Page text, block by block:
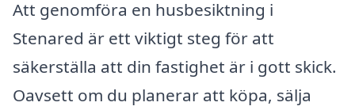
Att genomföra en husbesiktning i
Stenared är ett viktigt steg för att
säkerställa att din fastighet är i gott skick.
Oavsett om du planerar att köpa, sälja